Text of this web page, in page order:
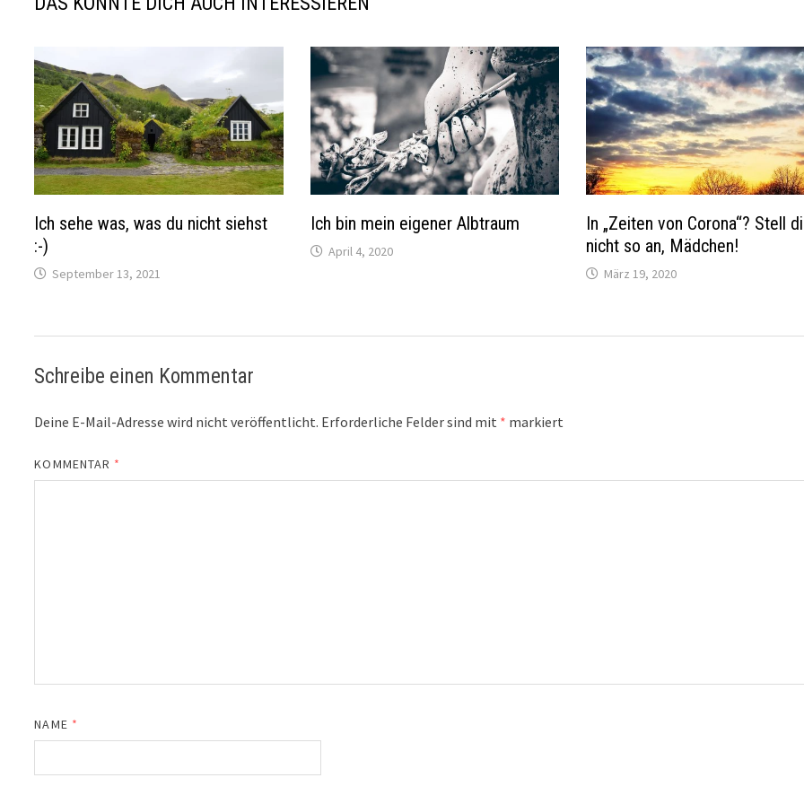
Ich sehe was, was du nicht siehst
:-)
September 13, 2021
Ich bin mein eigener Albtraum
April 4, 2020
In „Zeiten von Corona“? Stell
nicht so an, Mädchen!
März 19, 2020
Schreibe einen Kommentar
Deine E-Mail-Adresse wird nicht veröffentlicht. Erforderliche Felder sind mit * markiert
KOMMENTAR *
NAME *